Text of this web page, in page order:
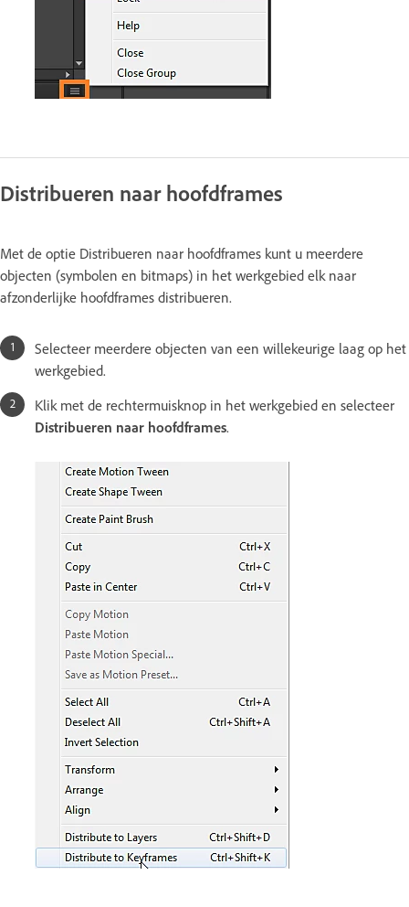
Distribueren naar hoofdframes
Met de optie Distribueren naar hoofdframes kunt u meerdere
objecten (symbolen en bitmaps) in het werkgebied elk naar
afzonderlijke hoofdframes distribueren.
Selecteer meerdere objecten van een willekeurige laag op het
werkgebied.
Klik met de rechtermuisknop in het werkgebied en selecteer
Distribueren naar hoofdframes.